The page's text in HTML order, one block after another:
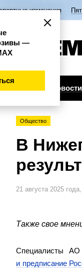
изменения
Новости
Общество
В
21 августа 2025
Также свое
Специалисты АО
и предписание
—